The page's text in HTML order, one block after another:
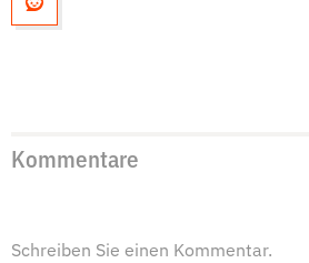
Kommentare
Schreiben Sie einen Kommentar.